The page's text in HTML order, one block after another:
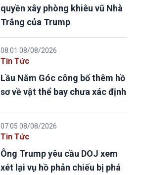
quyền xây phòng khiêu vũ Nhà
Trắng của Trump
08:01 08/08/2026
Tin Tức
Lầu Năm Góc công bố thêm hồ
sơ về vật thể bay chưa xác định
07:05 08/08/2026
Tin Tức
Ông Trump yêu cầu DOJ xem
xét lại vụ hồ phản chiếu bị phá